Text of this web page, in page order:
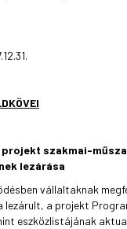
projekt szakmai-
lezárása
vállaltaknak
lezárult, a projekt
eszközlistájának